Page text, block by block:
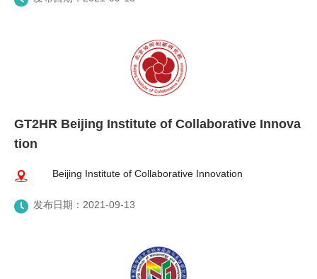
GT2HR Beijing Institute of Collaborative Innova
tion
Beijing Institute of Collaborative Innovation
发布日期：2021-09-13